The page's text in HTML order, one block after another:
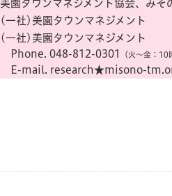
美園タウンマネジメント協会、みそ
(一社)美園タウンマネジメント
(一社)美園タウンマネジメント
Phone. 048-812-0301
（火〜金：10
E-mail. research★misono-